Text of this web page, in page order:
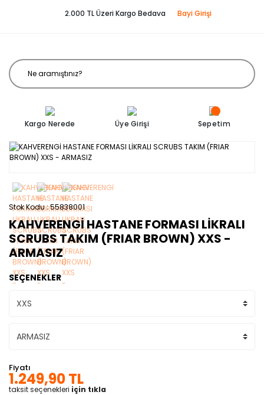
2.000 TL Üzeri Kargo Bedava Bayi Girişi
Kargo Nerede Üye Girişi Sepetim
Stok Kodu 55838001
KAHVERENGİ HASTANE FORMASI LİKRALI
SCRUBS TAKIM (FRIAR BROWN) XXS -
ARMASIZ
SEÇENEKLER
Fiyatı
1.249,90 TL
taksit seçenekleri için tıkla